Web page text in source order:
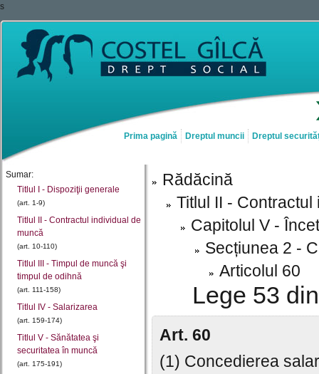
s
Prima pagină Dreptul muncii Dreptul
Sumar:
Titlul I - Dispoziţii generale
(art. 1-9)
Titlul II - Contractul individual de
muncă
(art. 10-110)
Titlul III - Timpul de muncă şi
timpul de odihnă
(art. 111-158)
Titlul IV - Salarizarea
(art. 159-174)
Titlul V - Sănătatea şi
securitatea în muncă
(art. 175-191)
Rădăcină
Titlul II -
Capitolul V -
Secțiunea 2 -
Articolul 60
Lege 53
Art. 60
(1) Concedierea